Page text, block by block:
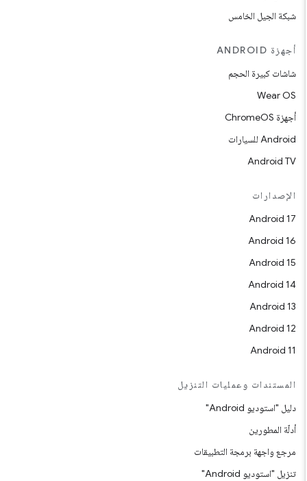
شبكة الجيل الخامس
أجهزة ANDROID
شاشات كبيرة الحجم
Wear OS
أجهزة ChromeOS
Android للسيارات
Android TV
الإصدارات
Android 17
Android 16
Android 15
Android 14
Android 13
Android 12
Android 11
المستندات وعمليات التنزيل
دليل "استوديو Android"
أدلّة المطورين
مرجع واجهة برمجة التطبيقات
تنزيل "استوديو Android"